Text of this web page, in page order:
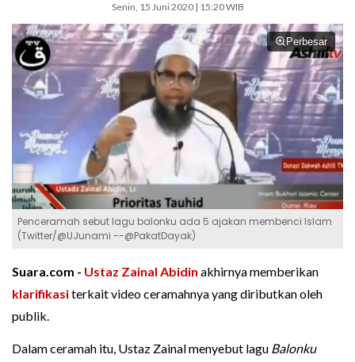
Senin, 15 Juni 2020 | 15:20 WIB
Perbesar
Penceramah sebut lagu balonku ada 5 ajakan membenci Islam
(Twitter/@UJunami --@PakatDayak)
Suara.com - Ustaz Zainal Abidin akhirnya memberikan
klarifikasiterkait video ceramahnya yang diributkan oleh
publik.
Dalam ceramah itu, Ustaz Zainal menyebut lagu Balonku